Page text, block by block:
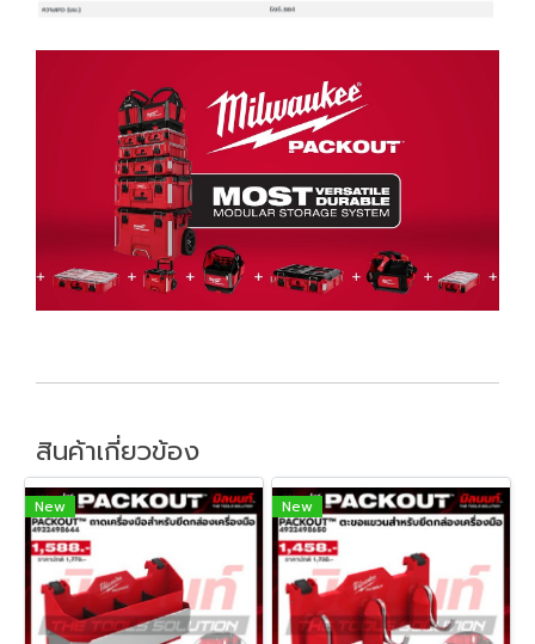
สินค้าเกี่ยวข้อง
New New